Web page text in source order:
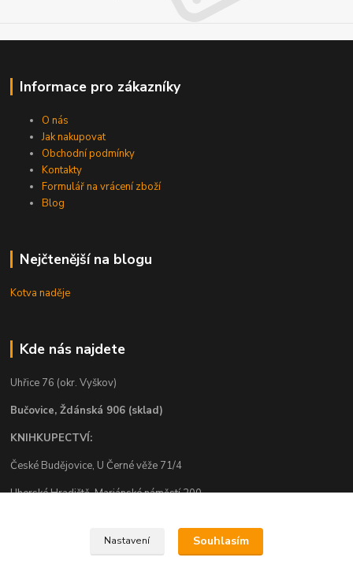
Informace pro zákazníky
O nás
Jak nakupovat
Obchodní podmínky
Kontakty
Formulář na vrácení zboží
Blog
Nejčtenější na blogu
Kotva naděje
Kde nás najdete
Uhřice 76 (okr. Vyškov)
Bučovice, Ždánská 906 (sklad)
KNIHKUPECTVÍ:
České Budějovice, U Černé věže 71/4
Uherské Hradiště, Mariánské náměstí 200
Nastavení Souhlasím